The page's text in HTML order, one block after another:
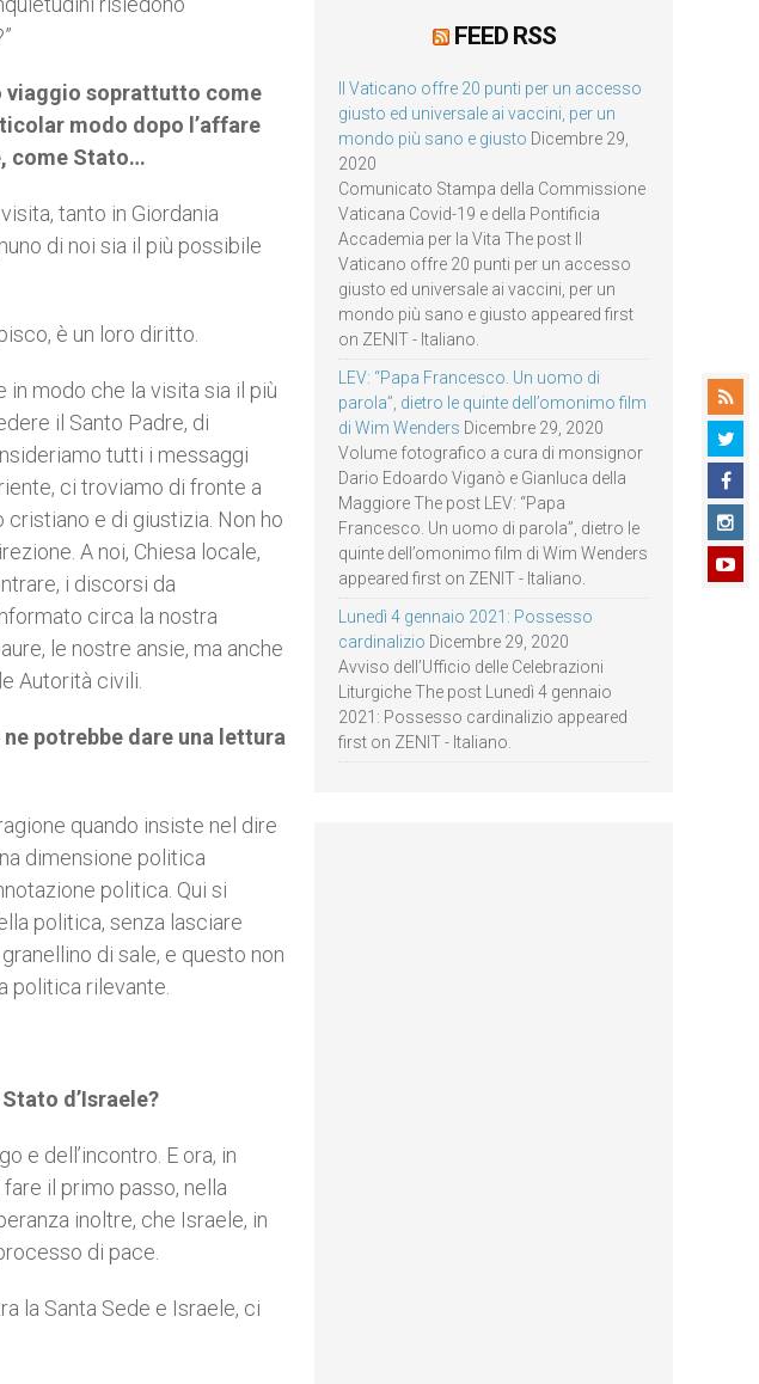
viaggio soprattutto come
modo dopo l’affare
come Stato…
tanto in Giordania
di noi sia il più possibile
è un loro diritto.
modo che la visita sia il più
il Santo Padre, di
tutti i messaggi
ci troviamo di fronte a
e di giustizia. Non ho
A noi, Chiesa locale,
i discorsi da
circa la nostra
le nostre ansie, ma anche
Autorità civili.
potrebbe dare una lettura
quando insiste nel dire
dimensione politica
politica. Qui si
politica, senza lasciare
di sale, e questo non
politica rilevante.
d’Israele?
e dell’incontro. E ora, in
il primo passo, nella
inoltre, che Israele, in
di pace.
la Santa Sede e Israele, ci
FEED RSS
Il Vaticano offre 20 punti per un accesso
giusto ed universale ai vaccini, per un
mondo più sano e giusto Dicembre 29,
2020
Comunicato Stampa della Commissione
Vaticana Covid-19 e della Pontificia
Accademia per la Vita The post Il
Vaticano offre 20 punti per un accesso
giusto ed universale ai vaccini, per un
mondo più sano e giusto appeared first
on ZENIT - Italiano.
LEV: “Papa Francesco. Un uomo di
parola”, dietro le quinte dell’omonimo film
di Wim Wenders Dicembre 29, 2020
Volume fotografico a cura di monsignor
Dario Edoardo Viganò e Gianluca della
Maggiore The post LEV: “Papa
Francesco. Un uomo di parola”, dietro le
quinte dell’omonimo film di Wim Wenders
appeared first on ZENIT - Italiano.
Lunedì 4 gennaio 2021: Possesso
cardinalizio Dicembre 29, 2020
Avviso dell’Ufficio delle Celebrazioni
Liturgiche The post Lunedì 4 gennaio
2021: Possesso cardinalizio appeared
first on ZENIT - Italiano.